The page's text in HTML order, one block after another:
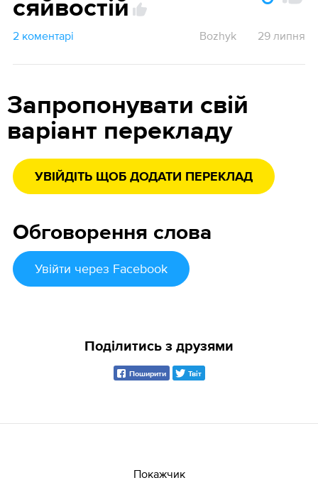
сяйвостій
2 коментарі Bozhyk 29 липня
Запропонувати свій
варіант перекладу
УВІЙДІТЬ ЩОБ ДОДАТИ ПЕРЕКЛАД
Обговорення слова
Увійти через Facebook
Поділитись з друзями
Поширити Твіт
Покажчик